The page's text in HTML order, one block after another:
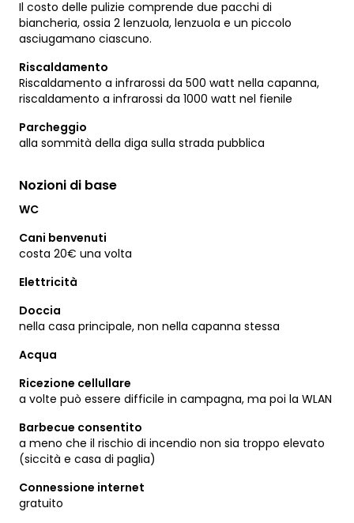
Il costo delle pulizie comprende due pacchi di
biancheria, ossia 2 lenzuola, lenzuola e un piccolo
asciugamano ciascuno.
Riscaldamento
Riscaldamento a infrarossi da 500 watt nella capanna,
riscaldamento a infrarossi da 1000 watt nel fienile
Parcheggio
alla sommità della diga sulla strada pubblica
Nozioni di base
WC
Cani benvenuti
costa 20€ una volta
Elettricità
Doccia
nella casa principale, non nella capanna stessa
Acqua
Ricezione cellullare
a volte può essere difficile in campagna, ma poi la WLAN
Barbecue consentito
a meno che il rischio di incendio non sia troppo elevato
(siccità e casa di paglia)
Connessione internet
gratuito